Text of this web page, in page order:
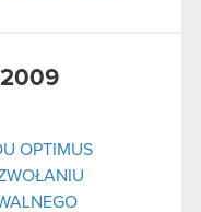
OPTIMUS